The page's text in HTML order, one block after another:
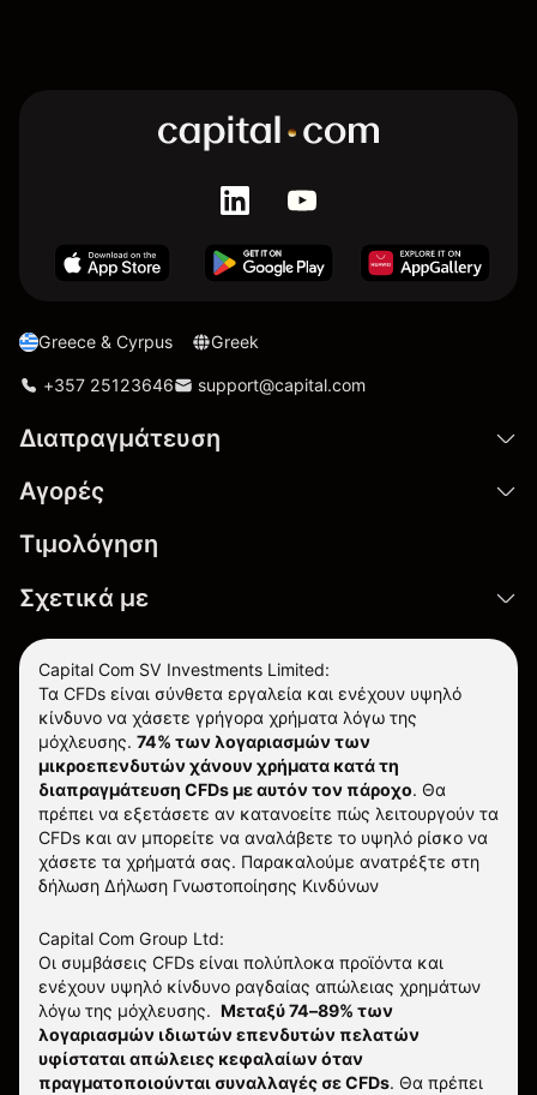
Greece & Cyrpus Greek
+357 25123646 support@capital.com
Διαπραγμάτευση
Αγορές
Τιμολόγηση
Σχετικά με
Capital Com SV Investments Limited:
Τα CFDs είναι σύνθετα εργαλεία και ενέχουν υψηλό
κίνδυνο να χάσετε γρήγορα χρήματα λόγω της
μόχλευσης. 74% των λογαριασμών των
μικροεπενδυτών χάνουν χρήματα κατά τη
διαπραγμάτευση CFDs με αυτόν τον πάροχο. Θα
πρέπει να εξετάσετε αν κατανοείτε πώς λειτουργούν τα
CFDs και αν μπορείτε να αναλάβετε το υψηλό ρίσκο να
χάσετε τα χρήματά σας. Παρακαλούμε ανατρέξτε στη
δήλωση Δήλωση Γνωστοποίησης Κινδύνων
Capital Com Group Ltd:
Οι συμβάσεις CFDs είναι πολύπλοκα προϊόντα και
ενέχουν υψηλό κίνδυνο ραγδαίας απώλειας χρημάτων
λόγω της μόχλευσης. Μεταξύ 74–89% των
λογαριασμών ιδιωτών επενδυτών πελατών
υφίσταται απώλειες κεφαλαίων όταν
πραγματοποιούνται συναλλαγές σε CFDs. Θα πρέπει